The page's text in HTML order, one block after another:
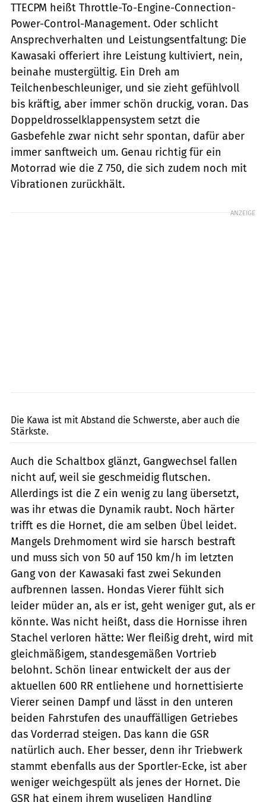
TTECPM heißt Throttle-To-Engine-Connection-
Power-Control-Management. Oder schlicht
Ansprechverhalten und Leistungsentfaltung: Die
Kawasaki offeriert ihre Leistung kultiviert, nein,
beinahe mustergültig. Ein Dreh am
Teilchenbeschleuniger, und sie zieht gefühlvoll
bis kräftig, aber immer schön druckig, voran. Das
Doppeldrosselklappensystem setzt die
Gasbefehle zwar nicht sehr spontan, dafür aber
immer sanftweich um. Genau richtig für ein
Motorrad wie die Z 750, die sich zudem noch mit
Vibrationen zurückhält.
ANZEIGE
Die Kawa ist mit Abstand die Schwerste, aber auch die
Stärkste.
Auch die Schaltbox glänzt, Gangwechsel fallen
nicht auf, weil sie geschmeidig flutschen.
Allerdings ist die Z ein wenig zu lang übersetzt,
was ihr etwas die Dynamik raubt. Noch härter
trifft es die Hornet, die am selben Übel leidet.
Mangels Drehmoment wird sie harsch bestraft
und muss sich von 50 auf 150 km/h im letzten
Gang von der Kawasaki fast zwei Sekunden
aufbrennen lassen. Hondas Vierer fühlt sich
leider müder an, als er ist, geht weniger gut, als er
könnte. Was nicht heißt, dass die Hornisse ihren
Stachel verloren hätte: Wer fleißig dreht, wird mit
gleichmäßigem, standesgemäßen Vortrieb
belohnt. Schön linear entwickelt der aus der
aktuellen 600 RR entliehene und hornettisierte
Vierer seinen Dampf und lässt in den unteren
beiden Fahrstufen des unauffälligen Getriebes
das Vorderrad steigen. Das kann die GSR
natürlich auch. Eher besser, denn ihr Triebwerk
stammt ebenfalls aus der Sportler-Ecke, ist aber
weniger weichgespült als jenes der Hornet. Die
GSR hat einem ihrem wuseligen Handling